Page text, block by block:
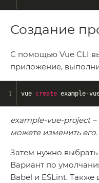
Создание
С помощью Vue CLI
приложение,
vue create example-
example-vue-project –
можете изменить его.
Затем нужно выбрать
Вариант по
Babel и ESLint.